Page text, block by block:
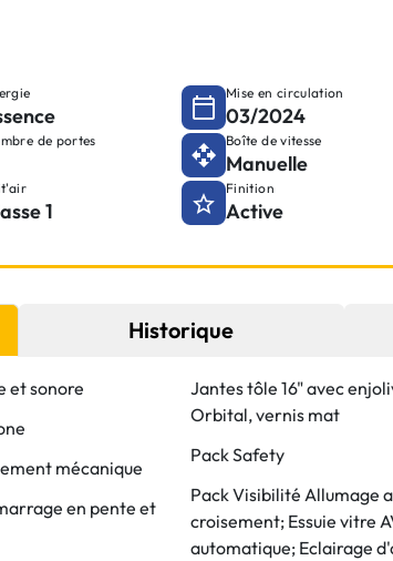
Mise en circulation
03/2024
de portes Boîte de vitesse
Manuelle
1
Finition
Active
Historique
et sonore
mécanique
en pente et
Jantes tôle 16" avec
Orbital, vernis mat
Pack Safety
Pack Visibilité Allumage
croisement; Essuie vitre
automatique; Eclairage